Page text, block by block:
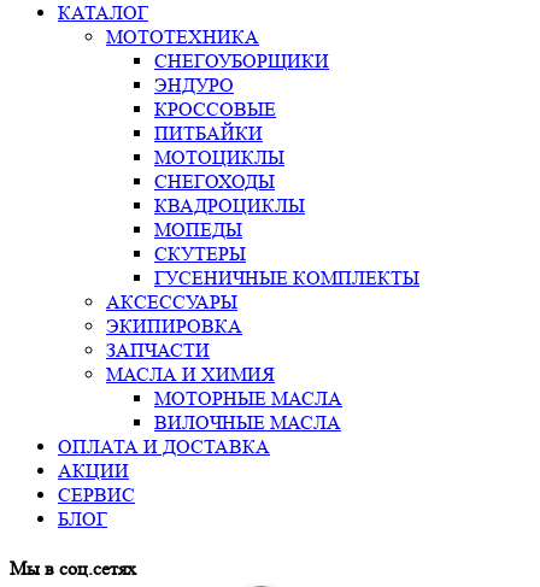
КАТАЛОГ
МОТОТЕХНИКА
СНЕГОУБОРЩИКИ
ЭНДУРО
КРОССОВЫЕ
ПИТБАЙКИ
МОТОЦИКЛЫ
СНЕГОХОДЫ
КВАДРОЦИКЛЫ
МОПЕДЫ
СКУТЕРЫ
ГУСЕНИЧНЫЕ КОМПЛЕКТЫ
АКСЕССУАРЫ
ЭКИПИРОВКА
ЗАПЧАСТИ
МАСЛА И ХИМИЯ
МОТОРНЫЕ МАСЛА
ВИЛОЧНЫЕ МАСЛА
ОПЛАТА И ДОСТАВКА
АКЦИИ
СЕРВИС
БЛОГ
Мы в соц.сетях